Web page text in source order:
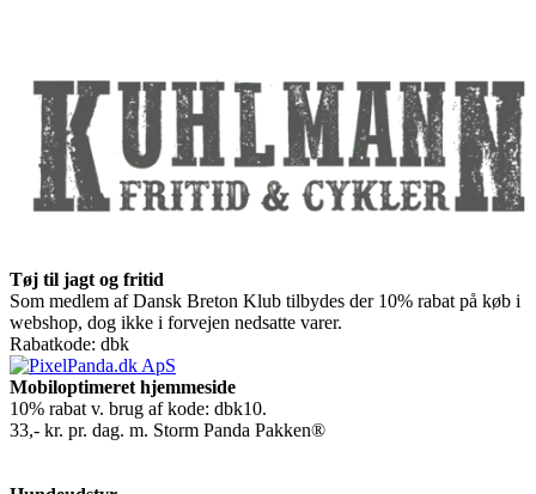
Tøj til jagt og fritid
Som medlem af Dansk Breton Klub tilbydes der 10% rabat på køb i
webshop, dog ikke i forvejen nedsatte varer.
Rabatkode: dbk
Mobiloptimeret hjemmeside
10% rabat v. brug af kode: dbk10.
33,- kr. pr. dag. m. Storm Panda Pakken®